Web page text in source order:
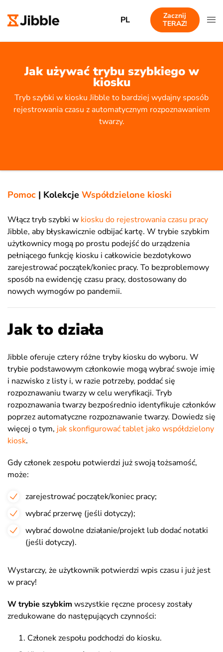
PL
Zacznij
TERAZ!
Jak używać trybu szybkiego w
kiosku
Tryb szybki w kiosku Jibble to bardziej wydajny sposób
rejestrowania czasu z automatycznym rozpoznawaniem
twarzy.
Pomoc | Kolekcje Współdzielone kioski
Włącz tryb szybki w kiosku do rejestrowania czasu pracy
Jibble, aby błyskawicznie odbijać kartę. W trybie szybkim
użytkownicy mogą po prostu podejść do urządzenia
pełniącego funkcję kiosku i całkowicie bezdotykowo
zarejestrować początek/koniec pracy. To bezproblemowy
sposób na ewidencję czasu pracy, dostosowany do
nowych wymogów po pandemii.
Jak to działa
Jibble oferuje cztery różne tryby kiosku do wyboru. W
trybie podstawowym członkowie mogą wybrać swoje imię
i nazwisko z listy i, w razie potrzeby, poddać się
rozpoznawaniu twarzy w celu weryfikacji. Tryb
rozpoznawania twarzy bezpośrednio identyfikuje członków
poprzez automatyczne rozpoznawanie twarzy. Dowiedz się
więcej o tym, jak skonfigurować tablet jako współdzielony
kiosk.
Gdy członek zespołu potwierdzi już swoją tożsamość,
może:
zarejestrować początek/koniec pracy;
wybrać przerwę (jeśli dotyczy);
wybrać dowolne działanie/projekt lub dodać notatki
(jeśli dotyczy).
Wystarczy, że użytkownik potwierdzi wpis czasu i już jest
w pracy!
W trybie szybkim wszystkie ręczne procesy zostały
zredukowane do następujących czynności:
Członek zespołu podchodzi do kiosku.